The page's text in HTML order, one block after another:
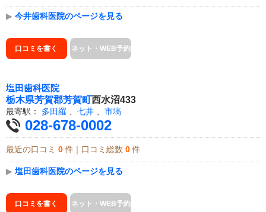
▶ 今井歯科医院のページを見る
口コミを書く ネット・WEB予約
塩田歯科医院
栃木県芳賀郡芳賀町西水沼433
最寄駅： 多田羅 七井 市塙
028-678-0002
最近の口コミ 0 件｜口コミ総数 0 件
▶ 塩田歯科医院のページを見る
口コミを書く ネット・WEB予約